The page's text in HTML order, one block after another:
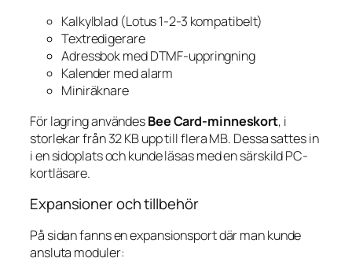
Kalkylblad (Lotus 1-2-3 kompatibelt)
Textredigerare
Adressbok med DTMF-uppringning
Kalender med alarm
Miniräknare
För lagring användesBee Card-minneskort, i
storlekar från 32 KB upp till flera MB. Dessa sattes in
i en sidoplats och kunde läsas med en särskild PC-
kortläsare.
Expansioner och tillbehör
På sidan fanns en expansionsport där man kunde
ansluta moduler: